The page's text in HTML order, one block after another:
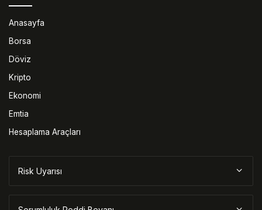
Anasayfa
Borsa
Döviz
Kripto
Ekonomi
Emtia
Hesaplama Araçları
Risk Uyarısı